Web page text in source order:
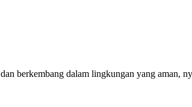
berkembang dalam lingkungan yang aman,